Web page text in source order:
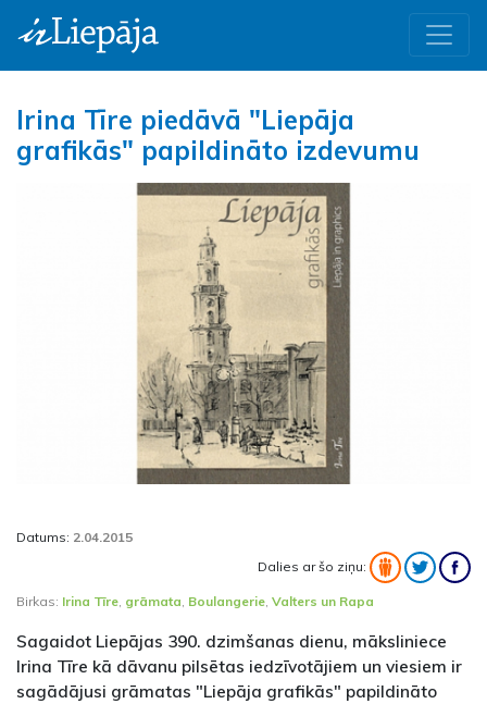
Irina Tīre piedāvā "Liepāja
grafikās" papildināto izdevumu
Datums: 2.04.2015
Dalies ar šo ziņu:
Birkas: Irina Tīre, grāmata, Boulangerie, Valters un Rapa
Sagaidot Liepājas 390. dzimšanas dienu, māksliniece
Irina Tīre kā dāvanu pilsētas iedzīvotājiem un viesiem ir
sagādājusi grāmatas "Liepāja grafikās" papildināto